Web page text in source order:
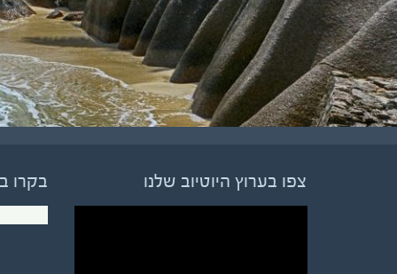
צפו בערוץ היוטיוב שלנו בקרו